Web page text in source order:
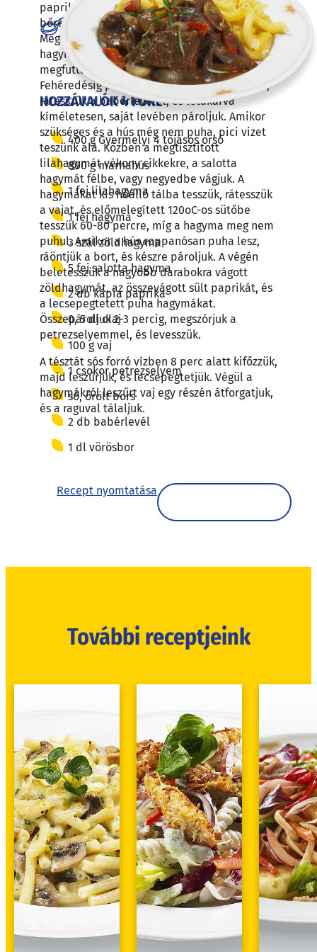
haladó
HOZZÁVALÓK 4 FŐRE
400 g Gyermelyi 4 tojásos orsó
800 g marhahús
1 fej lilahagyma
1 fej hagyma
3 szál zöldhagyma
5 fej salotta hagyma
2 db kápia paprika
0, 5 dl olaj
100 g vaj
1 csokor petrezselyem
só, őrölt bors
2 db babérlevél
1 dl vörösbor
Recept nyomtatása
paprikát feketére sütjük láng felett, majd a
bőrét lekaparjuk, magjait eltávolítjuk.
Megtisztítjuk a húst, és 24 darabra vágjuk. A
hagymát finomra vágjuk, és az olajon
megfuttatjuk, majd rátesszük a húst.
Fehéredésig pirítjuk, majd sózzuk, borsozzuk,
rátesszük a babérlevelet, és letakarva
kíméletesen, saját levében pároljuk. Amikor
szükséges és a hús még nem puha, pici vizet
teszünk alá. Közben a megtisztított
lilahagymát vékony cikkekre, a salotta
hagymát félbe, vagy negyedbe vágjuk. A
hagymákat kis hőálló tálba tesszük, rátesszük
a vajat, és előmelegített 120oC-os sütőbe
tesszük 60-80 percre, míg a hagyma meg nem
puhul. Amikor a hús roppanósan puha lesz,
ráöntjük a bort, és készre pároljuk. A végén
beletesszük a nagyobb darabokra vágott
zöldhagymát, az összevágott sült paprikát, és
a lecsepegtetett puha hagymákat.
Összepároljuk 2-3 percig, megszórjuk a
petrezselyemmel, és levesszük.
A tésztát sós forró vízben 8 perc alatt kifőzzük,
majd leszűrjük, és lecsepegtetjük. Végül a
hagymákról leszűrt vaj egy részén átforgatjuk,
és a raguval tálaljuk.
További receptjeink